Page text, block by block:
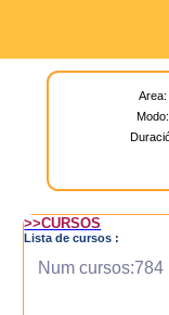
Area:
Modo:
>>CURSOS
Lista de cursos :
Num cursos:784